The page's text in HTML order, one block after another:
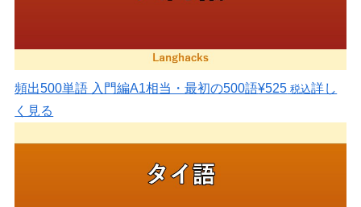
頻出500単語 入門編A1相当・最初の500語¥525 税込詳し
く見る